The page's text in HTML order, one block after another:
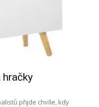
hračky
přijde chvíle, kdy